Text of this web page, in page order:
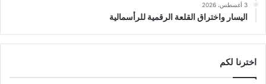
3 أغسطس، 2026
اليسار واختراق القلعة الرقمية للرأسمالية
اخترنا لكم